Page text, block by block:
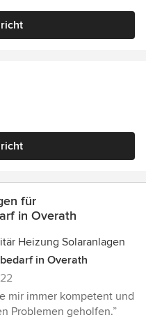
für
in Overath
Heizung Solaranlagen
in Overath
mir immer kompetent und
Problemen geholfen.”